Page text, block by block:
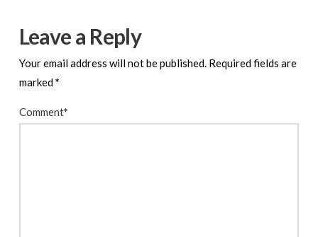
Leave a Reply
Your email address will not be published. Required fields are
marked*
Comment*